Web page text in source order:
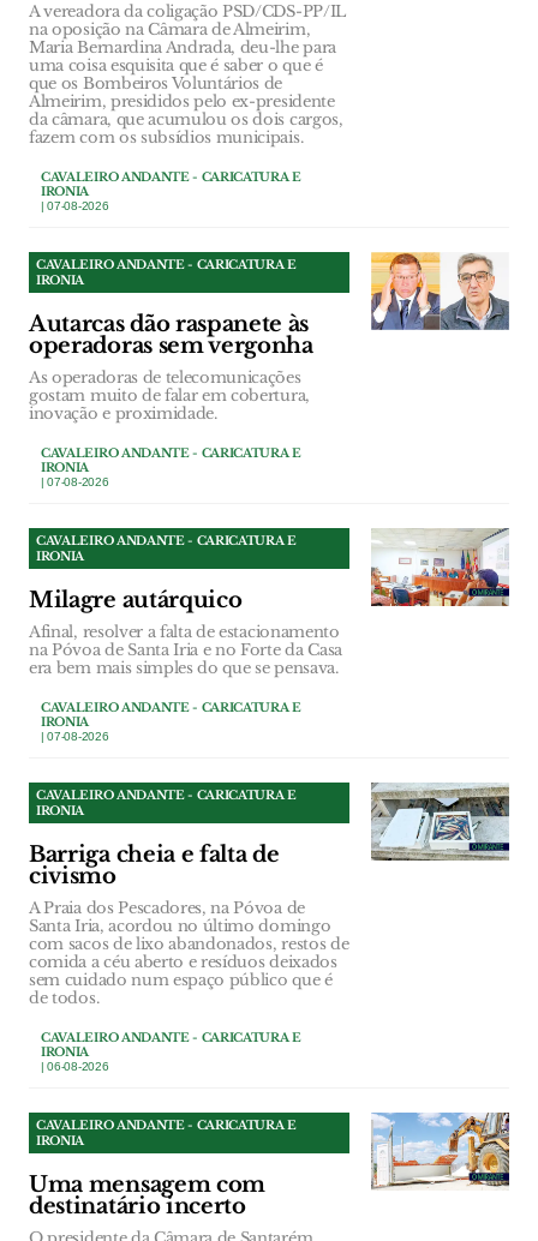
A vereadora da coligação PSD/CDS-PP/IL
na oposição na Câmara de Almeirim,
Maria Bernardina Andrada, deu-lhe para
uma coisa esquisita que é saber o que é
que os Bombeiros Voluntários de
Almeirim, presididos pelo ex-presidente
da câmara, que acumulou os dois cargos,
fazem com os subsídios municipais.
CAVALEIRO ANDANTE - CARICATURA E
IRONIA
| 07-08-2026
CAVALEIRO ANDANTE - CARICATURA E
IRONIA
Autarcas dão raspanete às
operadoras sem vergonha
As operadoras de telecomunicações
gostam muito de falar em cobertura,
inovação e proximidade.
CAVALEIRO ANDANTE - CARICATURA E
IRONIA
| 07-08-2026
CAVALEIRO ANDANTE - CARICATURA E
IRONIA
Milagre autárquico
Afinal, resolver a falta de estacionamento
na Póvoa de Santa Iria e no Forte da Casa
era bem mais simples do que se pensava.
CAVALEIRO ANDANTE - CARICATURA E
IRONIA
| 07-08-2026
CAVALEIRO ANDANTE - CARICATURA E
IRONIA
Barriga cheia e falta de
civismo
A Praia dos Pescadores, na Póvoa de
Santa Iria, acordou no último domingo
com sacos de lixo abandonados, restos de
comida a céu aberto e resíduos deixados
sem cuidado num espaço público que é
de todos.
CAVALEIRO ANDANTE - CARICATURA E
IRONIA
| 06-08-2026
CAVALEIRO ANDANTE - CARICATURA E
IRONIA
Uma mensagem com
destinatário incerto